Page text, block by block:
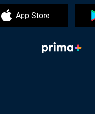
App Store